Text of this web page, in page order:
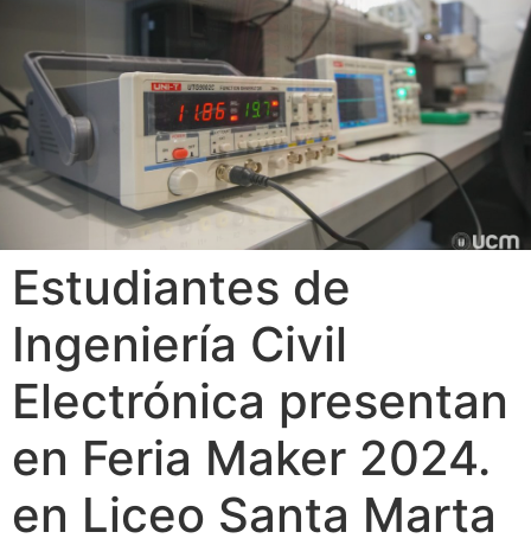
Estudiantes de
Ingeniería Civil
Electrónica presentan
en Feria Maker 2024.
en Liceo Santa Marta